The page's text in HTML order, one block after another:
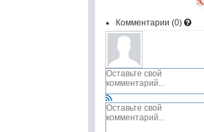
Комментарии (0)